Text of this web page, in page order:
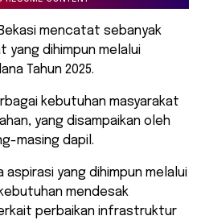
mencatat sebanyak
yang dihimpun melalui
Tahun 2025.
kebutuhan masyarakat
yang disampaikan oleh
masing dapil.
aspirasi yang dihimpun melalui
mendesak
perbaikan infrastruktur